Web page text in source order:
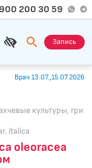
200 30 59
Запись
Врач 13.07.,15.07.2026
культуры, гри
italica
oleoracea